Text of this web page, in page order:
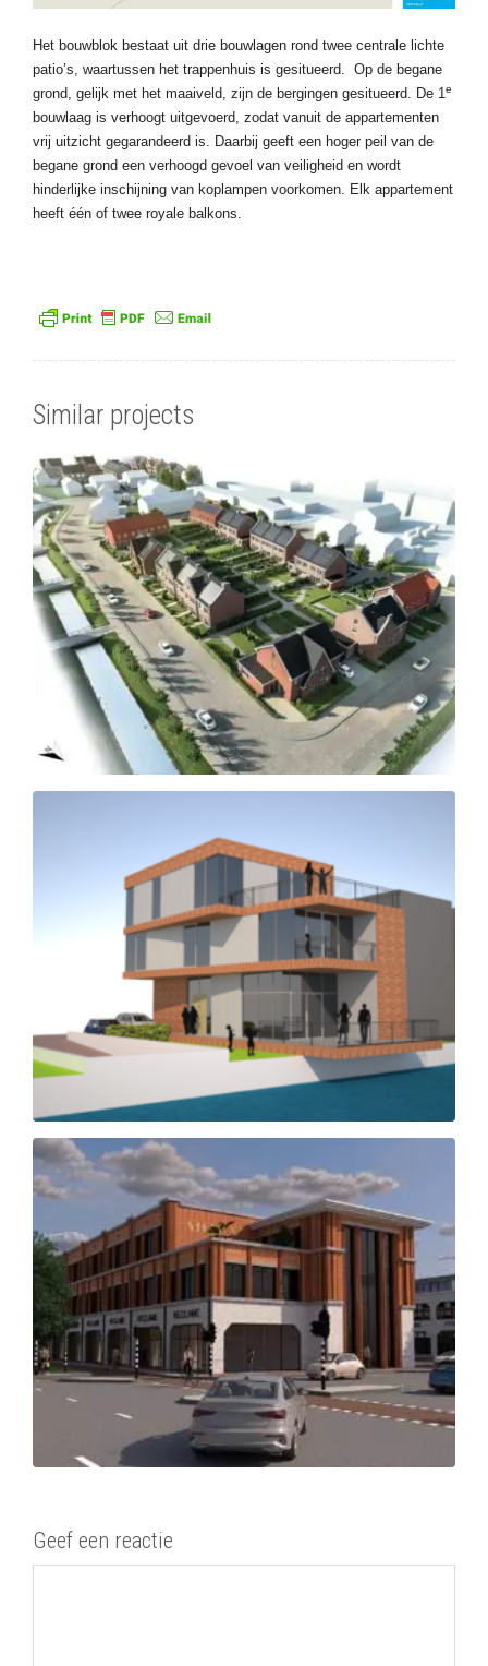
Het bouwblok bestaat uit drie bouwlagen rond twee centrale lichte
patio’s, waartussen het trappenhuis is gesitueerd. Op de begane
grond, gelijk met het maaiveld, zijn de bergingen gesitueerd. De 1 e
bouwlaag is verhoogt uitgevoerd, zodat vanuit de appartementen
vrij uitzicht gegarandeerd is. Daarbij geeft een hoger peil van de
begane grond een verhoogd gevoel van veiligheid en wordt
hinderlijke inschijning van koplampen voorkomen. Elk appartement
heeft één of twee royale balkons.
Similar projects
Geef een reactie